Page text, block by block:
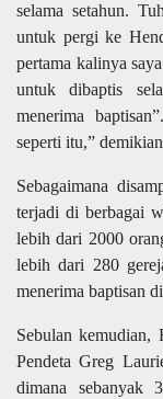
selama setahun.
untuk pergi ke
pertama kalinya
untuk dibaptis
menerima
seperti itu,”
Sebagaimana
terjadi di berbagai
lebih dari 2000
lebih dari 280
menerima baptisan
Sebulan kemudian,
Pendeta Greg
dimana sebanyak